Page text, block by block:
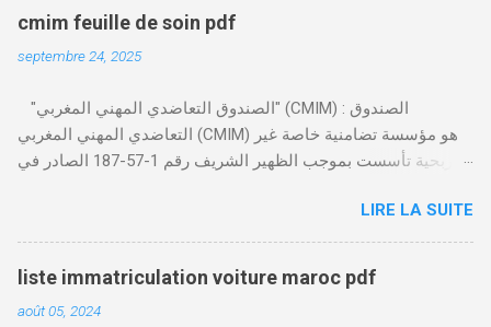
https://servicesenligne.justice.gov.ma كيفية
طلب النموذجين 7 و 9 من الإنترنت في المغرب .
الخطوات: الدخول إلى موقع المحاكم-
المعلومات الشخصية إضافة معلومات الطالب .
دفع واجب الأداء 20 درهم عن طريق البطاقة
البنكية. تأكيد العملية . استلام النموذج في مدة
cmim feuille de soin pdf
septembre 24, 2025
"الصندوق التعاضدي المهني المغربي" (CMIM) : الصندوق
التعاضدي المهني المغربي (CMIM) هو مؤسسة تضامنية خاصة غير
ربحية تأسست بموجب الظهير الشريف رقم 1-57-187 الصادر في
المهنية لفائدة الأجراء والعاملين في مختلف المقاولات المغربية. تدير
CMIM شبكة واسعة من المنخرطين وتعمل على تقديم تغطية صحية
شاملة تجمع بين التضامن وجودة الخدمة. Télécharger cmim feuille
الصندوق التعاضدي المهني المغربي دورًا حيويًا في النهوض بالصحة
LIRE LA SUITE
liste immatriculation voiture maroc pdf
août 05, 2024